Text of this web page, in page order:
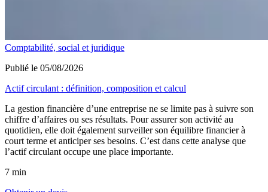
Comptabilité, social et juridique
Publié le 05/08/2026
Actif circulant : définition, composition et calcul
La gestion financière d’une entreprise ne se limite pas à suivre son
chiffre d’affaires ou ses résultats. Pour assurer son activité au
quotidien, elle doit également surveiller son équilibre financier à
court terme et anticiper ses besoins. C’est dans cette analyse que
l’actif circulant occupe une place importante.
7 min